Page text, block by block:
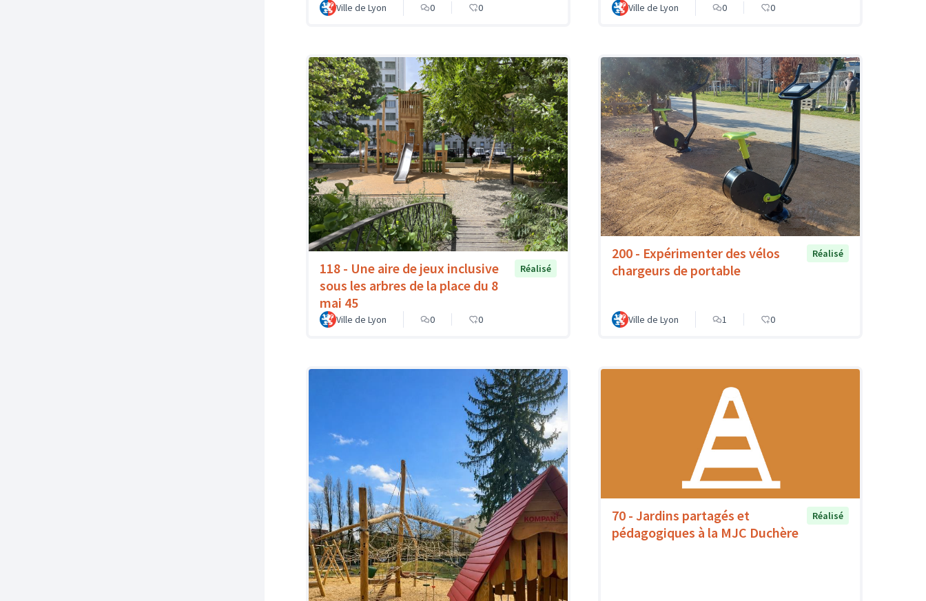
Ville de Lyon 0 0 Ville de Lyon 0 0
118 - Une aire de jeux inclusive
sous les arbres de la place du 8
mai 45
Réalisé
Ville de Lyon 0 0
200 - Expérimenter des vélos
chargeurs de portable
Réalisé
Ville de Lyon 1 0
70 - Jardins partagés et
pédagogiques à la MJC Duchère
Réalisé